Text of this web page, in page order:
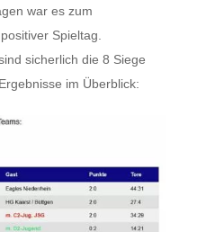
war es zum
Spieltag.
sicherlich die 8 Siege
im Überblick: